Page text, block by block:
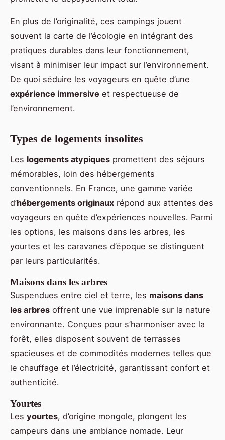
En plus de l’originalité, ces campings jouent
souvent la carte de l’écologie en intégrant des
pratiques durables dans leur fonctionnement,
visant à minimiser leur impact sur l’environnement.
De quoi séduire les voyageurs en quête d’une
expérience immersive et respectueuse de
l’environnement.
Types de logements insolites
Les logements atypiques promettent des séjours
mémorables, loin des hébergements
conventionnels. En France, une gamme variée
d’hébergements originaux répond aux attentes des
voyageurs en quête d’expériences nouvelles. Parmi
les options, les maisons dans les arbres, les
yourtes et les caravanes d’époque se distinguent
par leurs particularités.
Maisons dans les arbres
Suspendues entre ciel et terre, les maisons dans
les arbres offrent une vue imprenable sur la nature
environnante. Conçues pour s’harmoniser avec la
forêt, elles disposent souvent de terrasses
spacieuses et de commodités modernes telles que
le chauffage et l’électricité, garantissant confort et
authenticité.
Yourtes
Les yourtes, d’origine mongole, plongent les
campeurs dans une ambiance nomade. Leur